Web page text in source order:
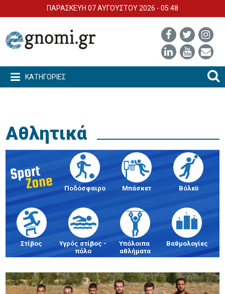
ΠΑΡΑΣΚΕΥΗ 07 ΑΥΓΟΥΣΤΟΥ 2026 - 05:48
ΚΑΤΗΓΟΡΙΕΣ
Αθλητικά
Ποδόσφαιρο Μπάσκετ Βόλεϋ
Στίβος
Υγρός στίβος -
πόλο
Υπόλοιπα
αθλήματα
Βαθμολογίες